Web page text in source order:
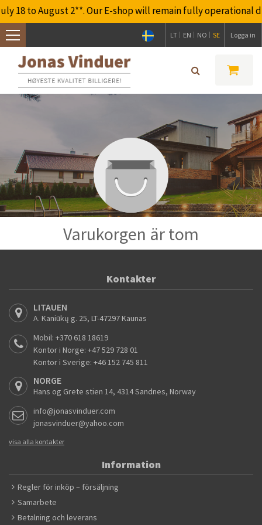
to August 2**. Our E-shop will remain fully operational
Toggle
navigation
LT EN NO SE Logga in
Varukorgen är tom
Kontakter
LITAUEN
A. Kaniūkų g. 25, LT-47297 Kaunas
Mobil: +370 618 18619
Kontor i Norge: +47 529 728 01
Kontor i Sverige: +46 152 745 811
NORGE
Hans og Grete stien 14, 4314 Sandnes, Norway
info@jonasvinduer.com
jonasvinduer@yahoo.com
visa alla kontakter
Information
Regler för inköp – försäljning
Samarbete
Betalning och leverans